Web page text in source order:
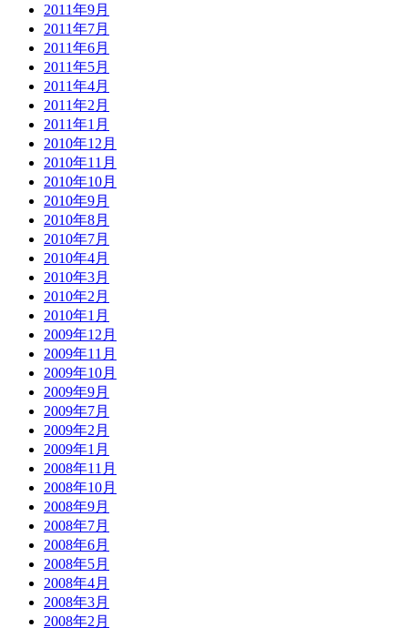
2011年9月
2011年7月
2011年6月
2011年5月
2011年4月
2011年2月
2011年1月
2010年12月
2010年11月
2010年10月
2010年9月
2010年8月
2010年7月
2010年4月
2010年3月
2010年2月
2010年1月
2009年12月
2009年11月
2009年10月
2009年9月
2009年7月
2009年2月
2009年1月
2008年11月
2008年10月
2008年9月
2008年7月
2008年6月
2008年5月
2008年4月
2008年3月
2008年2月